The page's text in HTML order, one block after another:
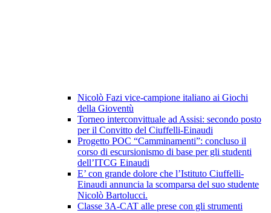
Nicolò Fazi vice-campione italiano ai Giochi
della Gioventù
Torneo interconvittuale ad Assisi: secondo posto
per il Convitto del Ciuffelli-Einaudi
Progetto POC “Camminamenti”: concluso il
corso di escursionismo di base per gli studenti
dell’ITCG Einaudi
E’ con grande dolore che l’Istituto Ciuffelli-
Einaudi annuncia la scomparsa del suo studente
Nicolò Bartolucci.
Classe 3A-CAT alle prese con gli strumenti